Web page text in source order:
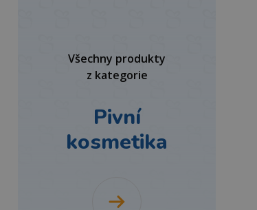
Všechny produkty
z kategorie
Pivní
kosmetika